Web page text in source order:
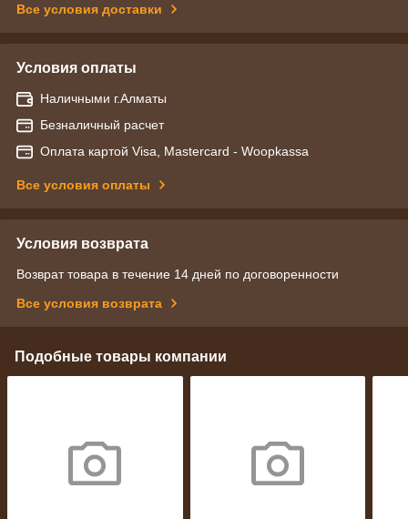
Все условия доставки
Условия оплаты
Наличными г.Алматы
Безналичный расчет
Оплата картой Visa, Mastercard - Woopkassa
Все условия оплаты
Условия возврата
Возврат товара в течение 14 дней по договоренности
Все условия возврата
Подобные товары компании